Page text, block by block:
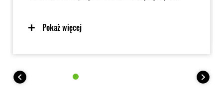
zaprojektowanej z myślą o lekkości, zwrotności i
centralizacji masy zapewnia doskonałe wyczucie i
Pokaż więcej